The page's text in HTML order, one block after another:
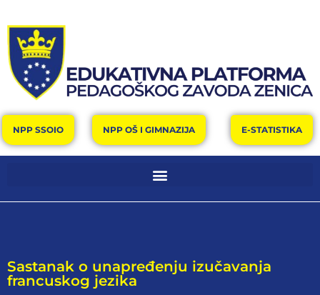
NPP SSOIO NPP OŠ I GIMNAZIJA E-STATISTIKA
Sastanak o unapređenju izučavanja
francuskog jezika